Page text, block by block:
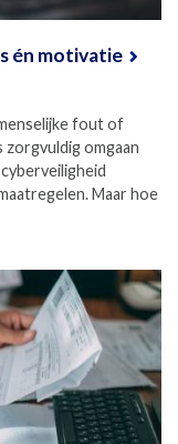
én motivatie
fout of
omgaan
Maar hoe